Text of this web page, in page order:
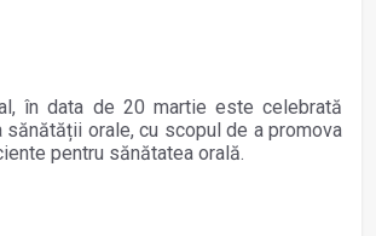
în data de 20 martie este celebrată
sănătății orale, cu scopul de a promova
pentru sănătatea orală.